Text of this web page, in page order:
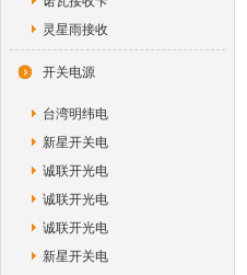
灵星雨接收
开关电源
台湾明纬电
新星开关电
诚联开光电
诚联开光电
诚联开光电
新星开关电